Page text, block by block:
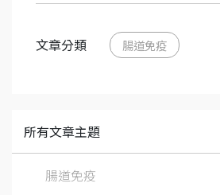
文章分類 腸道免疫
所有文章主題
腸道免疫